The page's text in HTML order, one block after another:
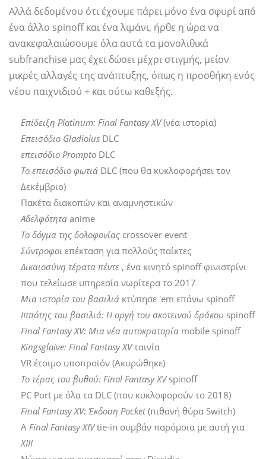
Αλλά δεδομένου ότι έχουμε πάρει μόνο ένα σφυρί από
ένα άλλο spinoff και ένα λιμάνι, ήρθε η ώρα να
ανακεφαλαιώσουμε όλα αυτά τα μονολιθικά
subfranchise μας έχει δώσει μέχρι στιγμής, μείον
μικρές αλλαγές της ανάπτυξης, όπως η προσθήκη ενός
νέου παιχνιδιού + και ούτω καθεξής.
Επίδειξη Platinum: Final Fantasy XV (νέα ιστορία)
Επεισόδιο Gladiolus DLC
επεισόδιο Prompto DLC
Το επεισόδιο φωτιά DLC (που θα κυκλοφορήσει τον
Δεκέμβριο)
Πακέτα διακοπών και αναμνηστικών
Αδελφότητα anime
Το δόγμα της δολοφονίας crossover event
Σύντροφοι επέκταση για πολλούς παίκτες
Δικαιοσύνη τέρατα πέντε , ένα κινητό spinoff φινιστρίνι
που τελείωσε υπηρεσία νωρίτερα το 2017
Μια ιστορία του βασιλιά κτύπησε 'em επάνω spinoff
Ιππότης του βασιλιά: Η οργή του σκοτεινού δράκου spinoff
Final Fantasy XV: Μια νέα αυτοκρατορία mobile spinoff
Kingsglaive: Final Fantasy XVταινία
VR έτοιμο υποπροϊόν (Ακυρώθηκε)
Το τέρας του βυθού: Final Fantasy XVspinoff
PC Port με όλα τα DLC (που κυκλοφορούν το 2018)
Final Fantasy XV: Έκδοση Pocket(πιθανή θύρα Switch)
Α Final Fantasy XIVtie-in συμβάν παρόμοια με αυτή για
XIII